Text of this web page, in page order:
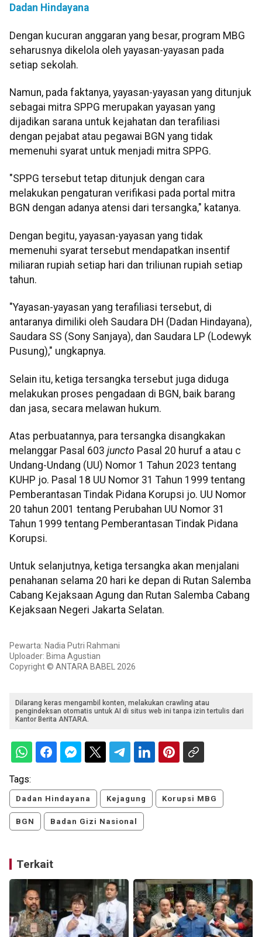
Dadan Hindayana
Dengan kucuran anggaran yang besar, program MBG
seharusnya dikelola oleh yayasan-yayasan pada
setiap sekolah.
Namun, pada faktanya, yayasan-yayasan yang ditunjuk
sebagai mitra SPPG merupakan yayasan yang
dijadikan sarana untuk kejahatan dan terafiliasi
dengan pejabat atau pegawai BGN yang tidak
memenuhi syarat untuk menjadi mitra SPPG.
"SPPG tersebut tetap ditunjuk dengan cara
melakukan pengaturan verifikasi pada portal mitra
BGN dengan adanya atensi dari tersangka," katanya.
Dengan begitu, yayasan-yayasan yang tidak
memenuhi syarat tersebut mendapatkan insentif
miliaran rupiah setiap hari dan triliunan rupiah setiap
tahun.
"Yayasan-yayasan yang terafiliasi tersebut, di
antaranya dimiliki oleh Saudara DH (Dadan Hindayana),
Saudara SS (Sony Sanjaya), dan Saudara LP (Lodewyk
Pusung)," ungkapnya.
Selain itu, ketiga tersangka tersebut juga diduga
melakukan proses pengadaan di BGN, baik barang
dan jasa, secara melawan hukum.
Atas perbuatannya, para tersangka disangkakan
melanggar Pasal 603 juncto Pasal 20 huruf a atau c
Undang-Undang (UU) Nomor 1 Tahun 2023 tentang
KUHP jo. Pasal 18 UU Nomor 31 Tahun 1999 tentang
Pemberantasan Tindak Pidana Korupsi jo. UU Nomor
20 tahun 2001 tentang Perubahan UU Nomor 31
Tahun 1999 tentang Pemberantasan Tindak Pidana
Korupsi.
Untuk selanjutnya, ketiga tersangka akan menjalani
penahanan selama 20 hari ke depan di Rutan Salemba
Cabang Kejaksaan Agung dan Rutan Salemba Cabang
Kejaksaan Negeri Jakarta Selatan.
Pewarta: Nadia Putri Rahmani
Uploader: Bima Agustian
Copyright © ANTARA BABEL 2026
Dilarang keras mengambil konten, melakukan crawling atau
pengindeksan otomatis untuk AI di situs web ini tanpa izin tertulis dari
Kantor Berita ANTARA.
Tags:
Dadan Hindayana Kejagung Korupsi MBG
BGN Badan Gizi Nasional
Terkait